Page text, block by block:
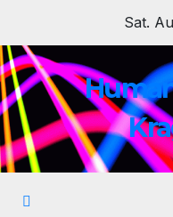
content
Sat.